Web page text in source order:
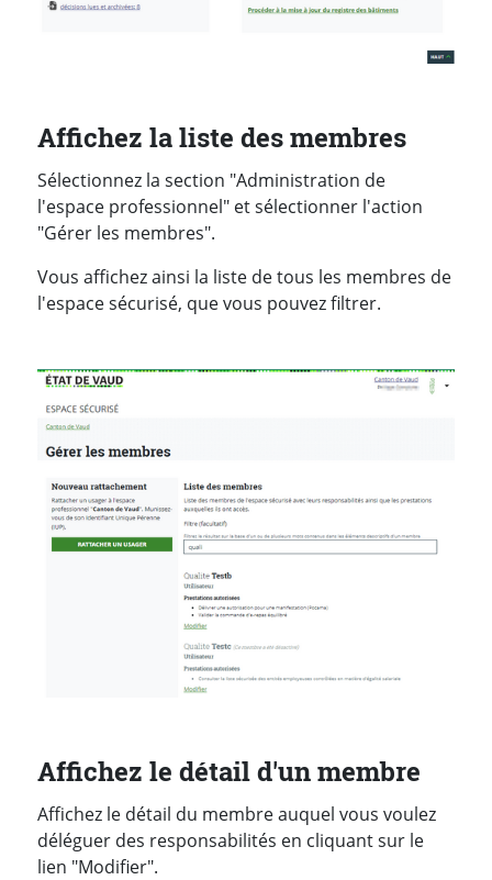
Affichez la liste des membres
Sélectionnez la section "Administration de
l'espace professionnel" et sélectionner l'action
"Gérer les membres".
Vous affichez ainsi la liste de tous les membres de
l'espace sécurisé, que vous pouvez filtrer.
Affichez le détail d'un membre
Affichez le détail du membre auquel vous voulez
déléguer des responsabilités en cliquant sur le
lien "Modifier".